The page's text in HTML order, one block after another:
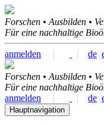
Forschen • Ausbilden •
Für eine nachhaltige
anmelden | | de
Forschen • Ausbilden •
Für eine nachhaltige
anmelden
| | de
Hauptnavigation